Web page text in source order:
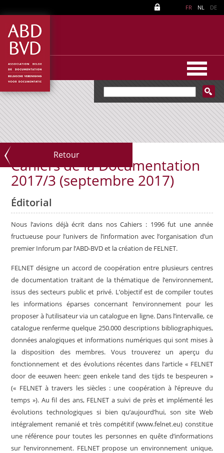
FR NL DE
Retour
Cahiers de la Documentation
2017/3 (septembre 2017)
Éditorial
Nous l’avions déjà écrit dans nos Cahiers : 1996 fut une année
fructueuse pour l’univers de l’information avec l’organisation d’un
premier Inforum par l’ABD-BVD et la création de FELNET.
FELNET désigne un accord de coopération entre plusieurs centres
de documentation traitant de la thématique de l’environnement,
issus des secteurs public et privé. L’objectif est de compiler toutes
les informations éparses concernant l’environnement pour les
proposer à l’utilisateur via un catalogue en ligne. Dans l’intervalle, ce
catalogue renferme quelque 250.000 descriptions bibliographiques,
données analogiques et informations numériques qui sont mises à
la disposition des membres. Vous trouverez un aperçu du
fonctionnement et des évolutions récentes dans l’article « FELNET
door de eeuwen heen: geen enkele tand des tijds te bespeuren »
(« FELNET à travers les siècles : une coopération à l’épreuve du
temps »). Au fil des ans, FELNET a suivi de près et implémenté les
évolutions technologiques si bien qu’aujourd’hui, son site Web
intégralement remanié et très compétitif (www.felnet.eu) constitue
une référence pour toutes les personnes en quête d’informations
sur l’environnement. FELNET propose un environnement unique,